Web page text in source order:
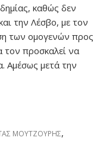
καθώς δεν
την Λέσβο, με τον
των ομογενών προς
τον προσκαλεί να
Αμέσως μετά την
ΜΟΥΤΖΟΥΡΗΣ,